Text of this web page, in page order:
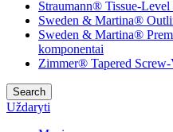
Straumann® Tissue-
Sweden & Martina®
Sweden & Martina®
komponentai
Zimmer® Tapered
Search
Uždaryti